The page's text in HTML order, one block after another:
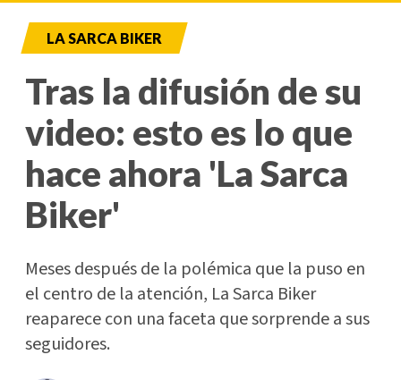
LA SARCA BIKER
Tras la difusión de su
video: esto es lo que
hace ahora 'La Sarca
Biker'
Meses después de la polémica que la puso en
el centro de la atención, La Sarca Biker
reaparece con una faceta que sorprende a sus
seguidores.